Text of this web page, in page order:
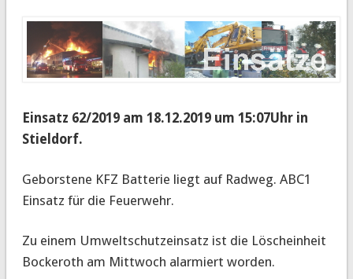
Einsatz 62/2019 am 18.12.2019 um 15:07Uhr in
Stieldorf.
Geborstene KFZ Batterie liegt auf Radweg. ABC1
Einsatz für die Feuerwehr.
Zu einem Umweltschutzeinsatz ist die Löscheinheit
Bockeroth am Mittwoch alarmiert worden.